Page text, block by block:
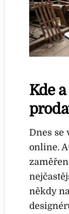
Kde
Dnes se
online.
někdy